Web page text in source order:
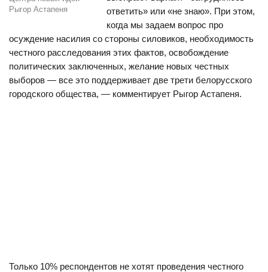
Рыгор Астапеня
ответить» или «не знаю». При этом,
когда мы задаем вопрос про
осуждение насилия со стороны силовиков, необходимость
честного расследования этих фактов, освобождение
политических заключенных, желание новых честных
выборов — все это поддерживает две трети белорусского
городского общества, — комментирует Рыгор Астапеня.
Только 10% респондентов не хотят проведения честного